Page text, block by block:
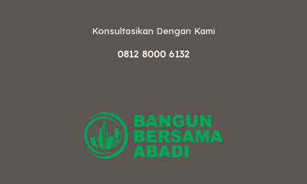
Konsultasikan Dengan Kami
0812 8000 6132